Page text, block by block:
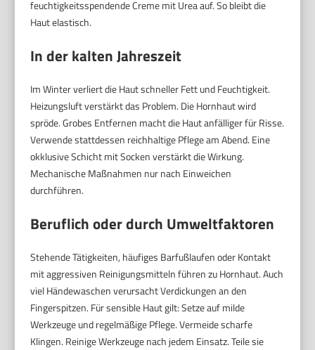
feuchtigkeitsspendende Creme mit Urea auf. So bleibt die
Haut elastisch.
In der kalten Jahreszeit
Im Winter verliert die Haut schneller Fett und Feuchtigkeit.
Heizungsluft verstärkt das Problem. Die Hornhaut wird
spröde. Grobes Entfernen macht die Haut anfälliger für Risse.
Verwende stattdessen reichhaltige Pflege am Abend. Eine
okklusive Schicht mit Socken verstärkt die Wirkung.
Mechanische Maßnahmen nur nach Einweichen
durchführen.
Beruflich oder durch Umweltfaktoren
Stehende Tätigkeiten, häufiges Barfußlaufen oder Kontakt
mit aggressiven Reinigungsmitteln führen zu Hornhaut. Auch
viel Händewaschen verursacht Verdickungen an den
Fingerspitzen. Für sensible Haut gilt: Setze auf milde
Werkzeuge und regelmäßige Pflege. Vermeide scharfe
Klingen. Reinige Werkzeuge nach jedem Einsatz. Teile sie